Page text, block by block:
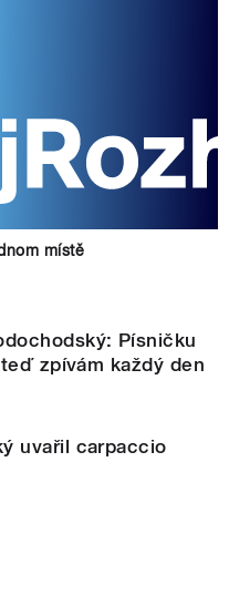
místě
Písničku
zpívám každý den
uvařil carpaccio